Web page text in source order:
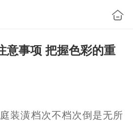
意事项 把握色彩的重
装潢档次不档次倒是无所